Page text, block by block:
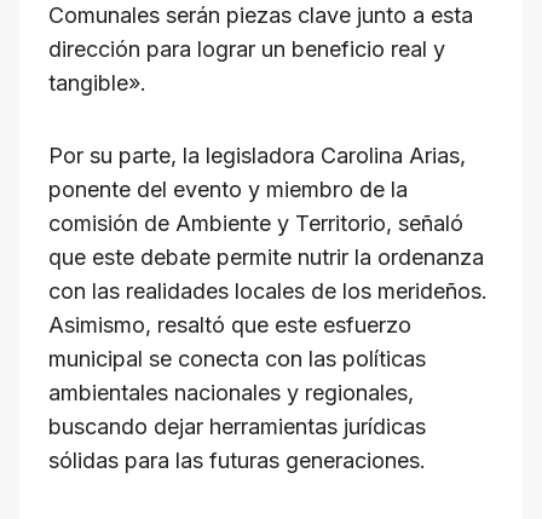
Comunales serán piezas clave junto a esta
dirección para lograr un beneficio real y
tangible».
Por su parte, la legisladora Carolina Arias,
ponente del evento y miembro de la
comisión de Ambiente y Territorio, señaló
que este debate permite nutrir la ordenanza
con las realidades locales de los merideños.
Asimismo, resaltó que este esfuerzo
municipal se conecta con las políticas
ambientales nacionales y regionales,
buscando dejar herramientas jurídicas
sólidas para las futuras generaciones.